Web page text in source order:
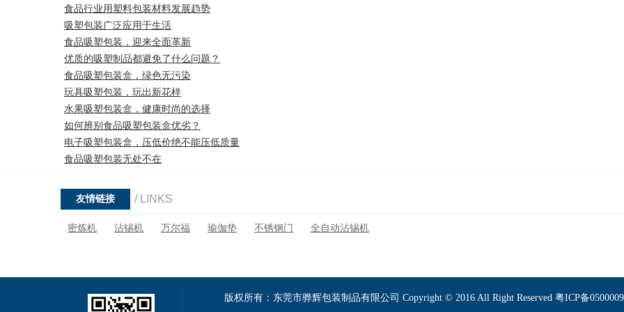
食品行业用塑料包装材料发展趋势
吸塑包装广泛应用于生活
食品吸塑包装，迎来全面革新
优质的吸塑制品都避免了什么问题？
食品吸塑包装盒，绿色无污染
玩具吸塑包装，玩出新花样
水果吸塑包装盒，健康时尚的选择
如何辨别食品吸塑包装盒优劣？
电子吸塑包装盒，压低价绝不能压低质量
食品吸塑包装无处不在
友情链接 / LINKS
密炼机 沾锡机 万尔福 瑜伽垫 不锈钢门 全自动沾锡机
版权所有：东莞市骅辉包装制品有限公司 Copyright © 2016 All Right Reserved 粤ICP备